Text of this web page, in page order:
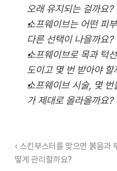
오래 유지되는 걸까요?
소프웨이브는 어떤 피
다른 선택이 나을까요?
소프웨이브로 목과 턱
도이고 몇 번 받아야 할
소프웨이브 시술, 몇
가 제대로 올라올까요?
‹ 스킨부스터를 맞으면 붉음과
떻게 관리할까요?